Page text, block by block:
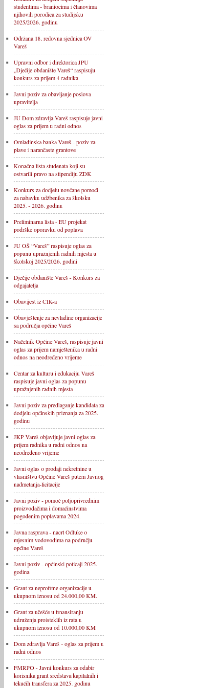
studentima - braniocima i članovima
njihovih porodica za studijsku
2025/2026. godinu
Održana 18. redovna sjednica OV
Vareš
Upravni odbor i direktorica JPU
„Dječije obdanište Vareš“ raspisuju
konkurs za prijem 4 radnika
Javni poziv za obavljanje poslova
upravitelja
JU Dom zdravlja Vareš raspisuje javni
oglas za prijem u radni odnos
Omladinska banka Vareš - poziv za
plave i narančaste grantove
Konačna lista studenata koji su
ostvarili pravo na stipendiju ZDK
Konkurs za dodjelu novčane pomoći
za nabavku udžbenika za školsku
2025. - 2026. godinu
Preliminarna lista - EU projekat
podrške oporavku od poplava
JU OŠ “Vareš” raspisuje oglas za
popunu upražnjenih radnih mjesta u
školskoj 2025/2026. godini
Dječije obdanište Vareš - Konkurs za
odgajatelja
Obavijest iz CIK-a
Obavještenje za nevladine organizacije
sa područja općine Vareš
Načelnik Općine Vareš, raspisuje javni
oglas za prijem namještenika u radni
odnos na neodređeno vrijeme
Centar za kulturu i edukaciju Vareš
raspisuje javni oglas za popunu
upražnjenih radnih mjesta
Javni poziv za predlaganje kandidata za
dodjelu općinskih priznanja za 2025.
godinu
JKP Vareš objavljuje javni oglas za
prijem radnika u radni odnos na
neodređeno vrijeme
Javni oglas o prodaji nekretnine u
vlasništvu Općine Vareš putem Javnog
nadmetanja-licitacije
Javni poziv - pomoć poljoprivrednim
proizvođačima i domaćinstvima
pogođenim poplavama 2024.
Javna rasprava - nacrt Odluke o
mjesnim vodovodima na području
općine Vareš
Javni poziv - općinski poticaji 2025.
godina
Grant za neprofitne organizacije u
ukupnom iznosu od 24.000,00 KM.
Grant za učešće u finansiranju
udruženja proisteklih iz rata u
ukupnom iznosu od 10.000,00 KM
Dom zdravlja Vareš - oglas za prijem u
radni odnos
FMRPO - Javni konkurs za odabir
korisnika grant sredstava kapitalnih i
tekućih transfera za 2025. godinu